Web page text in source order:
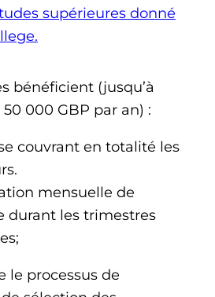
supérieures donné
bénéficient (jusqu’à
000 GBP par an) :
couvrant en totalité les
mensuelle de
durant les trimestres
le processus de